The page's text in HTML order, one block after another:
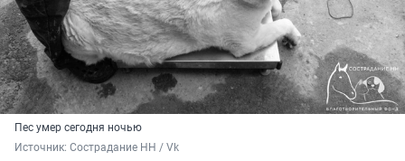
Пес умер сегодня ночью
Источник: Сострадание НН / Vk